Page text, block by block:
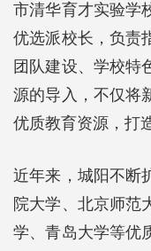
市清华育才实验学
优选派校长，负责
团队建设、学校特
源的导入，不仅将
优质教育资源，打
近年来，城阳不断
院大学、北京师范
学、青岛大学等优